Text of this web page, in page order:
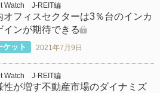
Watch J-REIT編
オフィスセクターは3％台のインカ
インが期待できる
ケット 2021年7月9日
Watch J-REIT編
性が増す不動産市場のダイナミズ